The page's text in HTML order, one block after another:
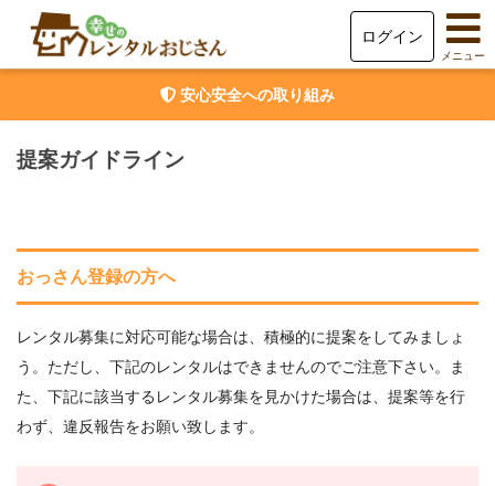
メニュー
ログイン
安心安全への取り組み
提案ガイドライン
おっさん登録の方へ
レンタル募集に対応可能な場合は、積極的に提案をしてみましょ
う。ただし、下記のレンタルはできませんのでご注意下さい。ま
た、下記に該当するレンタル募集を見かけた場合は、提案等を行
わず、違反報告をお願い致します。